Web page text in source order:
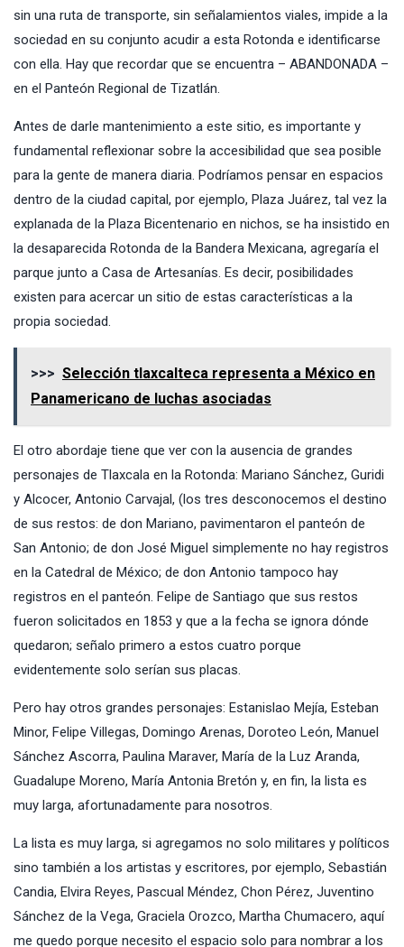
sin una ruta de transporte, sin señalamientos viales, impide a la
sociedad en su conjunto acudir a esta Rotonda e identificarse
con ella. Hay que recordar que se encuentra – ABANDONADA –
en el Panteón Regional de Tizatlán.
Antes de darle mantenimiento a este sitio, es importante y
fundamental reflexionar sobre la accesibilidad que sea posible
para la gente de manera diaria. Podríamos pensar en espacios
dentro de la ciudad capital, por ejemplo, Plaza Juárez, tal vez la
explanada de la Plaza Bicentenario en nichos, se ha insistido en
la desaparecida Rotonda de la Bandera Mexicana, agregaría el
parque junto a Casa de Artesanías. Es decir, posibilidades
existen para acercar un sitio de estas características a la
propia sociedad.
>>> Selección tlaxcalteca representa a México en
Panamericano de luchas asociadas
El otro abordaje tiene que ver con la ausencia de grandes
personajes de Tlaxcala en la Rotonda: Mariano Sánchez, Guridi
y Alcocer, Antonio Carvajal, (los tres desconocemos el destino
de sus restos: de don Mariano, pavimentaron el panteón de
San Antonio; de don José Miguel simplemente no hay registros
en la Catedral de México; de don Antonio tampoco hay
registros en el panteón. Felipe de Santiago que sus restos
fueron solicitados en 1853 y que a la fecha se ignora dónde
quedaron; señalo primero a estos cuatro porque
evidentemente solo serían sus placas.
Pero hay otros grandes personajes: Estanislao Mejía, Esteban
Minor, Felipe Villegas, Domingo Arenas, Doroteo León, Manuel
Sánchez Ascorra, Paulina Maraver, María de la Luz Aranda,
Guadalupe Moreno, María Antonia Bretón y, en fin, la lista es
muy larga, afortunadamente para nosotros.
La lista es muy larga, si agregamos no solo militares y políticos
sino también a los artistas y escritores, por ejemplo, Sebastián
Candia, Elvira Reyes, Pascual Méndez, Chon Pérez, Juventino
Sánchez de la Vega, Graciela Orozco, Martha Chumacero, aquí
me quedo porque necesito el espacio solo para nombrar a los